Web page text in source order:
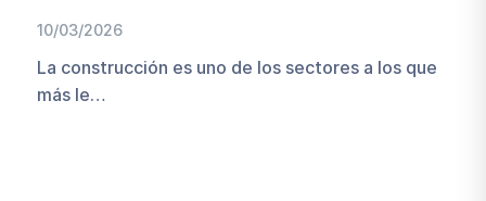
10/03/2026
La construcción es uno de los sectores a los que
más le…